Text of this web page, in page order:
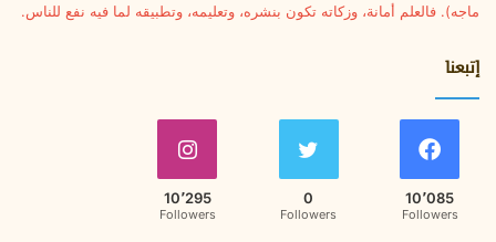
ماجه). فالعلم أمانة، وزكاته تكون بنشره، وتعليمه، وتطبيقه لما فيه نفع للناس.
إتبعنا
10٬085
Followers
0
Followers
10٬295
Followers